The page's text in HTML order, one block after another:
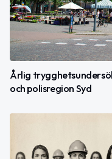
Årlig
och polisregion Syd